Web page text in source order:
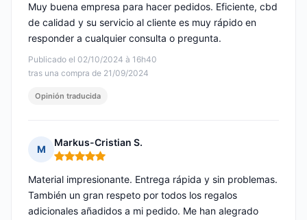
Publicado el 02/10/2024 à 16h40
tras una compra de 21/09/2024
Muy buena empresa para hacer pedidos. Eficiente, cbd
de calidad y su servicio al cliente es muy rápido en
responder a cualquier consulta o pregunta.
Opinión traducida
M
Markus-Cristian S.
Nota: 5 de 5
Material impresionante. Entrega rápida y sin problemas.
También un gran respeto por todos los regalos
adicionales añadidos a mi pedido. Me han alegrado